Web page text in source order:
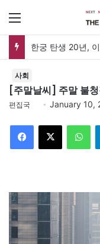
사회
[주말날씨] 주말 불청
편집국 January 10,